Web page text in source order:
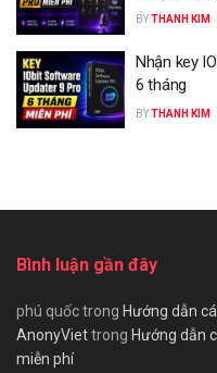
BYTHANH KIM
Nhận key
6 tháng
BYTHANH KIM
Bình luận gần đây
phú quốctrong Hướng dẫn
AnonyViettrong Hướng dẫn
miễn phí